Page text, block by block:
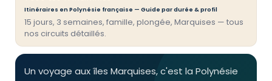
Itinéraires en Polynésie française — Guide par durée & profil
15 jours, 3 semaines, famille, plongée, Marquises — tous
nos circuits détaillés.
Un voyage aux îles Marquises, c'est la Polynésie